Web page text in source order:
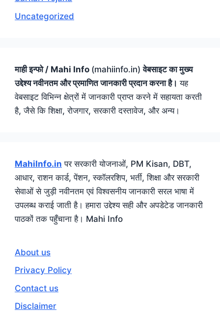
Uncategorized
माही इन्फो / Mahi Info (mahiinfo.in)वेबसाइट का मुख्य
उद्देश्य नवीनतम और प्रमाणित जानकारी प्रदान करना है। यह
वेबसाइट विभिन्न क्षेत्रों में जानकारी प्राप्त करने में सहायता करती
है, जैसे कि शिक्षा, रोजगार, सरकारी दस्तावेज, और अन्य।
MahiInfo.in पर सरकारी योजनाओं, PM Kisan, DBT,
आधार, राशन कार्ड, पेंशन, स्कॉलरशिप, भर्ती, शिक्षा और सरकारी
सेवाओं से जुड़ी नवीनतम एवं विश्वसनीय जानकारी सरल भाषा में
उपलब्ध कराई जाती है। हमारा उद्देश्य सही और अपडेटेड जानकारी
पाठकों तक पहुँचाना है। Mahi Info
About us
Privacy Policy
Contact us
Disclaimer